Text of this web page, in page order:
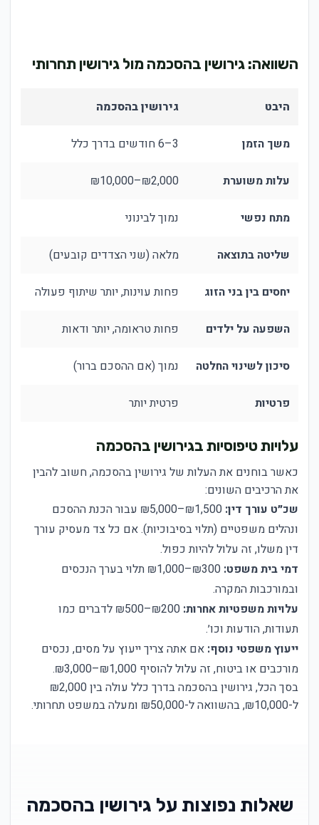
השוואה: גירושין בהסכמה מול גירושין תחרותי
היבט גירושין בהסכמה
משך הזמן 3–6 חודשים בדרך כלל
עלות משוערת ₪2,000–₪10,000
מתח נפשי נמוך לבינוני
שליטה בתוצאה מלאה (שני הצדדים קובעים)
יחסים בין בני הזוג פחות עוינות, יותר שיתוף פעולה
השפעה על ילדים פחות טראומה, יותר ודאות
סיכון לשינוי החלטה נמוך (אם ההסכם ברור)
פרטיות פרטית יותר
עלויות טיפוסיות בגירושין בהסכמה
כאשר בוחנים את העלות של גירושין בהסכמה, חשוב להבין
את הרכיבים השונים:
שכ״ט עורך דין:
₪1,500–₪5,000 עבור הכנת ההסכם
ונהלים משפטיים (תלוי בסיבוכיות). אם כל צד מעסיק עורך
דין משלו, זה עלול להיות כפול.
דמי בית משפט:
₪300–₪1,000 תלוי בערך הנכסים
ובמורכבות המקרה.
עלויות משפטיות אחרות:
₪200–₪500 לדברים כמו
תעודות, הודעות וכו׳.
ייעוץ משפטי נוסף: אם אתה צריך ייעוץ על מסים, נכסים
מורכבים או ביטוח, זה עלול להוסיף ₪1,000–₪3,000.
בסך הכל, גירושין בהסכמה בדרך כלל עולה בין ₪2,000
ל-₪10,000, בהשוואה ל-₪50,000 ומעלה במשפט תחרותי.
שאלות נפוצות על גירושין בהסכמה